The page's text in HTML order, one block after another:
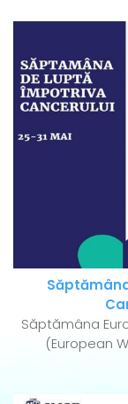
Săptămâna
(European